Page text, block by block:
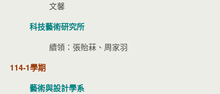
文馨
科技藝術研究所
續領：張貽菻、周家羽
114-1學期
藝術與設計學系